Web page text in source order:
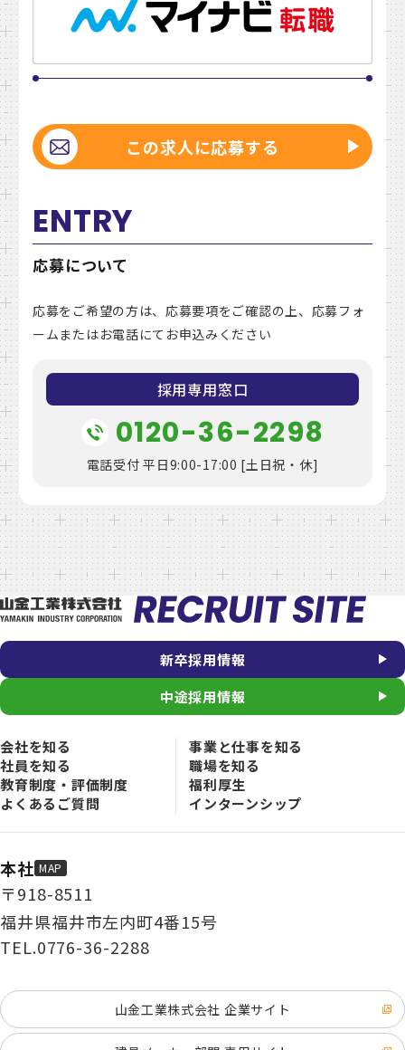
この求人に応募する
応募について
応募をご希望の方は、応募要項をご確認の上、応募フォ
ームまたはお電話にてお申込みください
採用専用窓口
0120-36-2298
電話受付 平日9:00-17:00 [土日祝・休]
新卒採用情報
中途採用情報
会社を知る
事業と仕事を知る
社員を知る
職場を知る
教育制度・評価制度
福利厚生
よくあるご質問
インターンシップ
本社 MAP
〒918-8511
福井県福井市左内町4番15号
TEL.0776-36-2288
山金工業株式会社 企業サイト